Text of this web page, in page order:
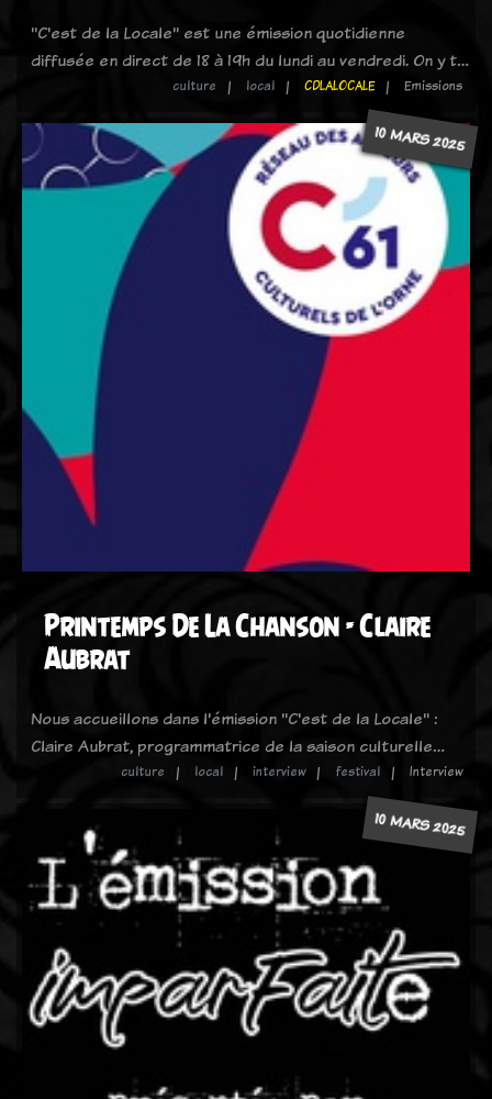
"C'est de la Locale" est une émission quotidienne
diffusée en direct de 18 à 19h du lundi au vendredi. On y t…
culture local CDLALOCALE Emissions
10 MARS 2025
Printemps De La Chanson - Claire
Aubrat
Nous accueillons dans l'émission "C'est de la Locale" :
Claire Aubrat, programmatrice de la saison culturelle…
culture local interview festival Interview
10 MARS 2025